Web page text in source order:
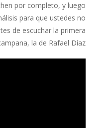
por completo, y luego
para que ustedes no
de escuchar la primera
la de Rafael Díaz.